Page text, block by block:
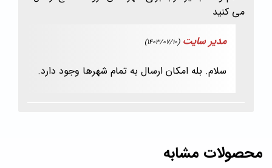
می کنید
مدیر سایت (1403/07/10)
سلام. بله امکان ارسال به تمام شهرها وجود دارد.
محصولات مشابه